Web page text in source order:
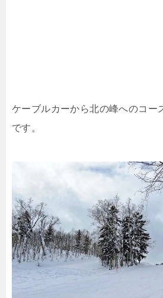
ケーブルカーから北の峰へのコー
です。